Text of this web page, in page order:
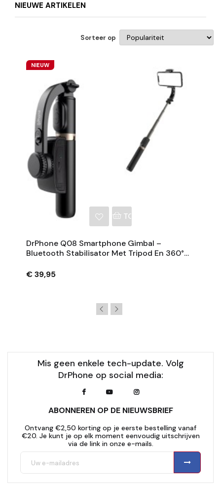
NIEUWE ARTIKELEN
Sorteer op
NIEUW
TOEVOEGEN AAN
DrPhone Q08 Smartphone Gimbal –
Bluetooth Stabilisator Met Tripod En 360°
€ 39,95
Mis geen enkele tech-update. Volg
DrPhone op social media:
ABONNEREN OP DE NIEUWSBRIEF
Ontvang €2,50 korting op je eerste bestelling vanaf
€20. Je kunt je op elk moment eenvoudig uitschrijven
via de link in onze e-mails.